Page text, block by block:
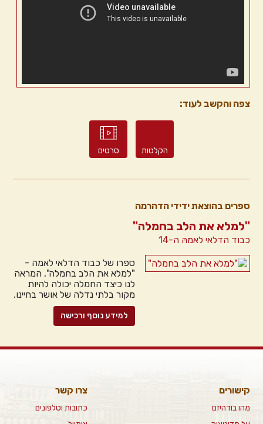
צפה והקשב לעוד:
הקלטות סרטים
ספרים בהוצאת ידידי הדהרמה
"למלא את הלב בחמלה"
כבוד הדלאי לאמהּ ה-14
ספרו של כבוד הדלאי לאמה -
"למלא את הלב בחמלה", המראה
לנו כיצד החמלה יכולה להיות
מקור בלתי נדלה של אושר בחיינו.
למידע נוסף ורכישה
קישורים
מהו בודהיזם
צרו קשר
כתובות וטלפונים